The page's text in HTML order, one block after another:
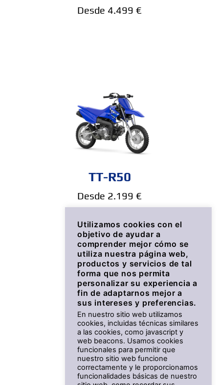
Desde 4.499 €
TT-R50
Desde 2.199 €
PW50
Desde 2.199 €
Utilizamos cookies con el
objetivo de ayudar a
comprender mejor cómo se
utiliza nuestra página web,
productos y servicios de tal
forma que nos permita
personalizar su experiencia a
fin de adaptarnos mejor a
sus intereses y preferencias.
En nuestro sitio web utilizamos
cookies, incluidas técnicas similares
a las cookies, como javascript y
web beacons. Usamos cookies
funcionales para permitir que
nuestro sitio web funcione
correctamente y le proporcionamos
funcionalidades básicas de nuestro